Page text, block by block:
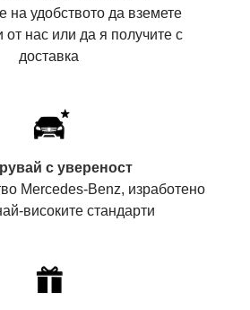
на удобството да вземете
от нас или да я получите с
доставка
с увереност
Mercedes-Benz, изработено
високите стандарти